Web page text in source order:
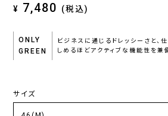
¥ 7,480 (税込)
ONLY
GREEN
ビジネスに通じるドレッシーさと、
しめるほどアクティブな機能性を兼
サイズ